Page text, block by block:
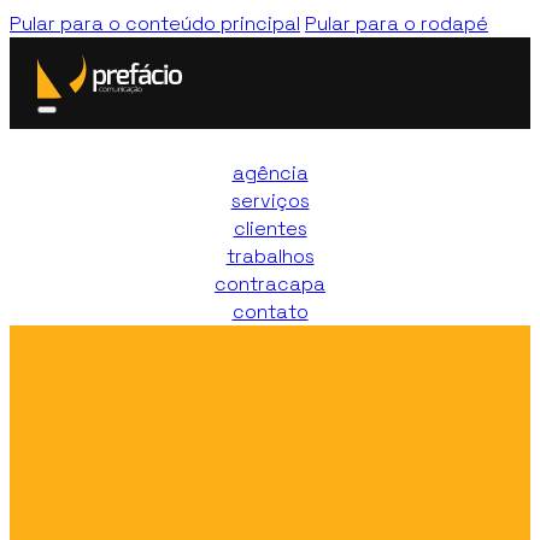
Pular para o conteúdo principal Pular para o rodapé
agência
serviços
clientes
trabalhos
contracapa
contato